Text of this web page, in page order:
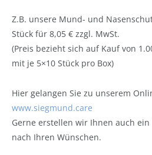
Z.B. unsere Mund- und
Stück für 8,05 € zzgl. MwSt.
(Preis bezieht sich auf Kauf von
mit je 5×10 Stück pro Box)
Hier gelangen Sie zu unserem
www.siegmund.care
Gerne erstellen wir Ihnen auch
nach Ihren Wünschen.